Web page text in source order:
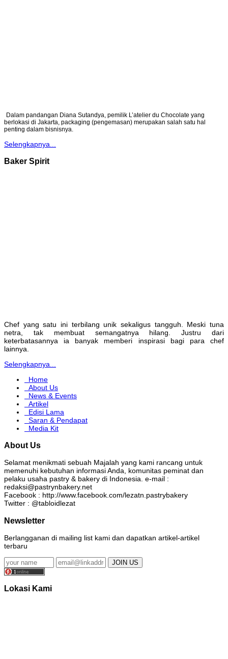
Dalam pandangan Diana Sutandya, pemilik L’atelier du Chocolate yang
berlokasi di Jakarta, packaging (pengemasan) merupakan salah satu hal
penting dalam bisnisnya.
Selengkapnya...
Baker Spirit
Chef yang satu ini terbilang unik sekaligus tangguh. Meski tuna
netra, tak membuat semangatnya hilang. Justru dari
keterbatasannya ia banyak memberi inspirasi bagi para chef
lainnya.
Selengkapnya...
Home
About Us
News & Events
Artikel
Edisi Lama
Saran & Pendapat
Media Kit
About Us
Selamat menikmati sebuah Majalah yang kami rancang untuk
memenuhi kebutuhan informasi Anda, komunitas peminat dan
pelaku usaha pastry & bakery di Indonesia. e-mail :
redaksi@pastrynbakery.net
Facebook : http://www.facebook.com/lezatn.pastrybakery
Twitter : @tabloidlezat
Newsletter
Berlangganan di mailing list kami dan dapatkan artikel-artikel
terbaru
Lokasi Kami